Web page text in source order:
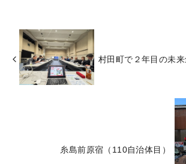
村田町で２年目の未
糸島前原宿（110自治体目）